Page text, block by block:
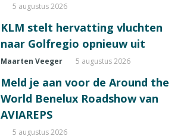
5 augustus 2026
KLM stelt hervatting vluchten
naar Golfregio opnieuw uit
Maarten Veeger 5 augustus 2026
Meld je aan voor de Around the
World Benelux Roadshow van
AVIAREPS
5 augustus 2026